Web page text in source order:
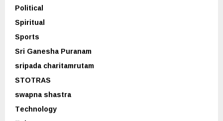
Political
Spiritual
Sports
Sri Ganesha Puranam
sripada charitamrutam
STOTRAS
swapna shastra
Technology